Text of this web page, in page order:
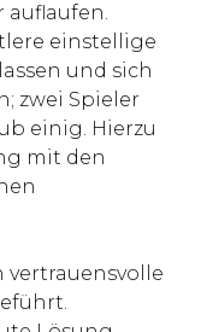
auflaufen.
einstellige
und sich
zwei Spieler
einig. Hierzu
mit den
vertrauensvolle